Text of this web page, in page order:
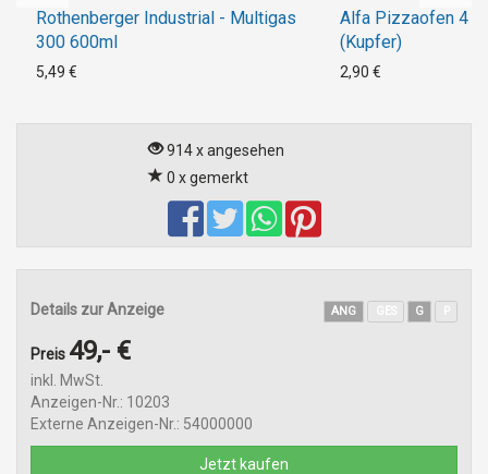
Rothenberger Industrial - Multigas
300 600ml
5,49 €
Alfa Pizzaofen 4
(Kupfer)
2,90 €
914 x angesehen
0 x gemerkt
Details zur Anzeige ANG G
Preis 49,- €
inkl. MwSt.
Anzeigen-Nr.: 10203
Externe Anzeigen-Nr.: 54000000
Jetzt kaufen